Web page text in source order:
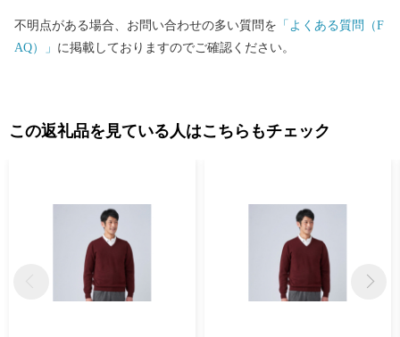
不明点がある場合、お問い合わせの多い質問を 「よくある質問（F
AQ）」 に掲載しておりますのでご確認ください。
この返礼品を見ている人はこちらもチェック